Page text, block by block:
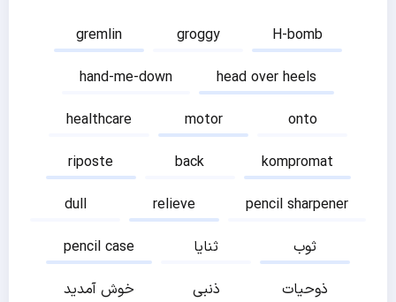
gremlin groggy
H-bomb
hand-me-down
head over heels
healthcare
motor
onto
riposte
back
kompromat
dull
relieve
pencil sharpener
pencil case
ثنایا
ثوب
خوش آمدید
ذنبی
ذوحیات